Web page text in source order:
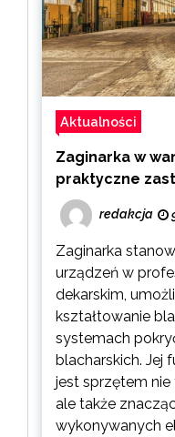
Aktualności
Zaginarka w
praktyczne
redakcja
Zaginarka
urządzeń w
dekarskim,
kształtowanie
systemach
blacharskich. Jej
jest sprzętem nie
ale także
wykonywanych